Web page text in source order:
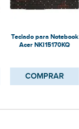
Teclado para Notebook
Acer NKI15170KQ
COMPRAR